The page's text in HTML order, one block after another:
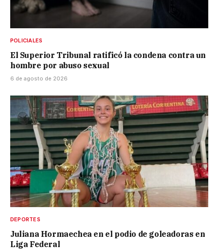
POLICIALES
El Superior Tribunal ratificó la condena contra un
hombre por abuso sexual
6 de agosto de 2026
DEPORTES
Juliana Hormaechea en el podio de goleadoras en
Liga Federal